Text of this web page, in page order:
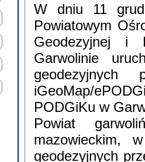
W dniu 11
Powiatowym
Geodezyjnej i
Garwolinie
iGeoMap/
PODGiKu w
Powiat
mazowieckim,
geodezyjnych